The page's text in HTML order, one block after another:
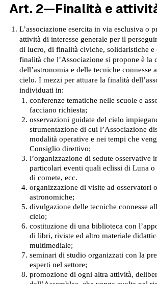
Art. 2—Finalità e
L’associazione esercita in via esclusiva o
attività di interesse generale per il
di lucro, di finalità civiche, solidaristiche e
finalità che l’Associazione si propone è la
dell’astronomia e delle tecniche connesse
cielo. I mezzi per attuare la finalità
individuati in:
conferenze tematiche nelle scuole e
facciano richiesta;
osservazioni guidate del cielo
strumentazione di cui l’Associazione
modalità operative e nei tempi che
Consiglio direttivo;
l’organizzazione di sedute osservative
particolari eventi quali eclissi di Luna o
di comete, ecc.
organizzazione di visite ad osservatori
astronomiche;
divulgazione delle tecniche connesse
cielo;
costituzione di una biblioteca con
di libri, riviste ed altro materiale
multimediale;
seminari di studio organizzati con la
esperti nel settore;
promozione di ogni altra attività,